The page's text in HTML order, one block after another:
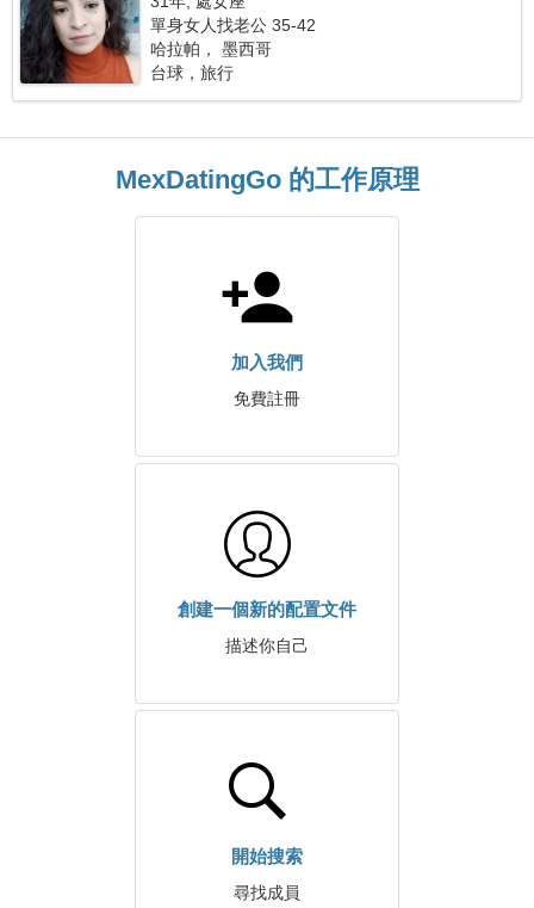
單身女人找老公 35-42
哈拉帕， 墨西哥
台球，旅行
MexDatingGo 的工作原理
加入我們
免費註冊
創建一個新的配置文件
描述你自己
開始搜索
尋找成員